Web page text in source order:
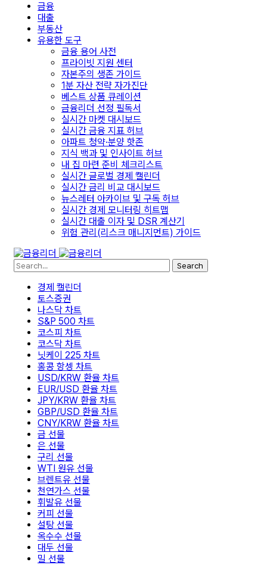
금융
대출
부동산
유용한 도구
금융 용어 사전
프라이빗 지원 센터
자본주의 생존 가이드
1분 자산 전략 자가진단
베스트 상품 큐레이션
금융리더 선정 필독서
실시간 마켓 대시보드
실시간 금융 지표 허브
아파트 청약·분양 핫존
지식 백과 및 인사이트 허브
내 집 마련 준비 체크리스트
실시간 글로벌 경제 캘린더
실시간 금리 비교 대시보드
뉴스레터 아카이브 및 구독 허브
실시간 경제 모니터링 히트맵
실시간 대출 이자 및 DSR 계산기
위험 관리(리스크 매니지먼트) 가이드
Search
경제 캘린더
토스증권
나스닥 차트
S&P 500 차트
코스피 차트
코스닥 차트
닛케이 225 차트
홍콩 항셍 차트
USD/KRW 환율 차트
EUR/USD 환율 차트
JPY/KRW 환율 차트
GBP/USD 환율 차트
CNY/KRW 환율 차트
금 선물
은 선물
구리 선물
WTI 원유 선물
브렌트유 선물
천연가스 선물
휘발유 선물
커피 선물
설탕 선물
옥수수 선물
대두 선물
밀 선물